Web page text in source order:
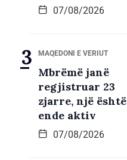
07/08/2026
MAQEDONI E VERIUT
Mbrëmë janë
regjistruar 23
zjarre, një është
ende aktiv
07/08/2026